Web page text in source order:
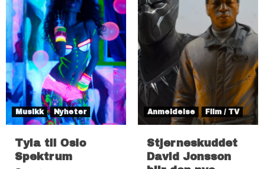
Musikk Nyheter
Tyla til Oslo
Spektrum
Anmeldelse Film / TV
Stjerneskuddet
David Jonsson